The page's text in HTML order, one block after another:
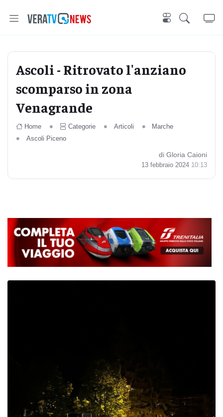
Ascoli - Ritrovato l'anziano
scomparso in zona
Venagrande
Home Categorie Articoli
Marche
Ascoli Piceno
di Gloria Caioni
13 febbraio 2024 10:13